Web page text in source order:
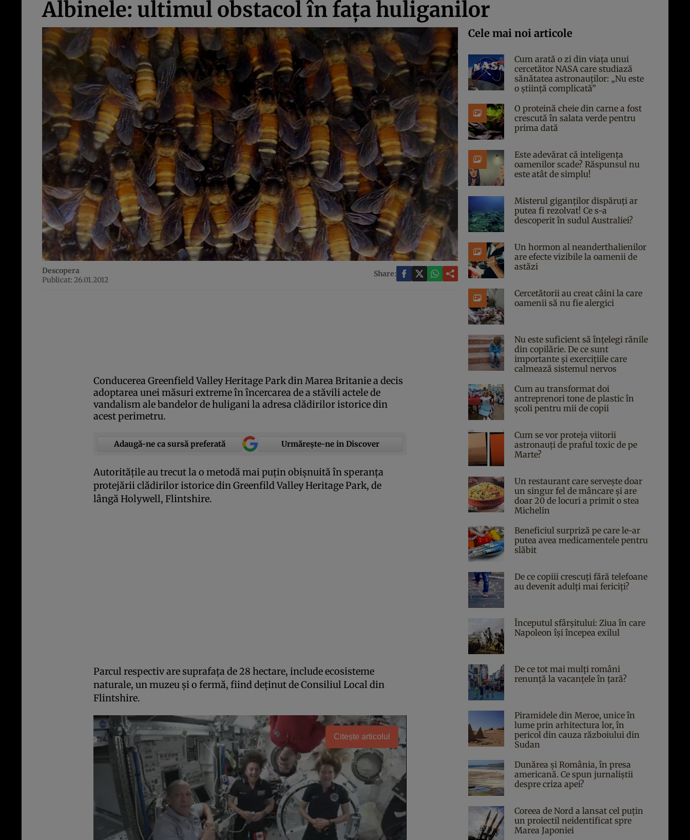
Albinele: ultimul obstacol în faţa huliganilor
Descopera
Publicat: 26.01.2012
Share:
Conducerea Greenfield Valley Heritage Park din Marea Britanie a decis
adoptarea unei măsuri extreme în încercarea de a stăvili actele de
vandalism ale bandelor de huligani la adresa clădirilor istorice din
acest perimetru.
Adaugă-ne ca sursă preferată Urmărește-ne in Discover
Autorităţile au trecut la o metodă mai puţin obişnuită în speranţa
protejării clădirilor istorice din Greenfild Valley Heritage Park, de
lângă Holywell, Flintshire.
Parcul respectiv are suprafaţa de 28 hectare, include ecosisteme
naturale, un muzeu şi o fermă, fiind deţinut de Consiliul Local din
Flintshire.
Citește articolul
Cele mai noi articole
Cum arată o zi din viața unui
cercetător NASA care studiază
sănătatea astronauților: „Nu este
o știință complicată”
O proteină cheie din carne a fost
crescută în salata verde pentru
prima dată
Este adevărat că inteligența
oamenilor scade? Răspunsul nu
este atât de simplu!
Misterul giganților dispăruți ar
putea fi rezolvat! Ce s-a
descoperit în sudul Australiei?
Un hormon al neanderthalienilor
are efecte vizibile la oamenii de
astăzi
Cercetătorii au creat câini la care
oamenii să nu fie alergici
Nu este suficient să înțelegi rănile
din copilărie. De ce sunt
importante și exercițiile care
calmează sistemul nervos
Cum au transformat doi
antreprenori tone de plastic în
școli pentru mii de copii
Cum se vor proteja viitorii
astronauți de praful toxic de pe
Marte?
Un restaurant care servește doar
un singur fel de mâncare și are
doar 20 de locuri a primit o stea
Michelin
Beneficiul surpriză pe care le-ar
putea avea medicamentele pentru
slăbit
De ce copiii crescuți fără telefoane
au devenit adulți mai fericiți?
Începutul sfârşitului: Ziua în care
Napoleon îşi începea exilul
De ce tot mai mulți români
renunță la vacanțele în țară?
Piramidele din Meroe, unice în
lume prin arhitectura lor, în
pericol din cauza războiului din
Sudan
Dunărea și România, în presa
americană. Ce spun jurnaliștii
despre criza apei?
Coreea de Nord a lansat cel puțin
un proiectil neidentificat spre
Marea Japoniei